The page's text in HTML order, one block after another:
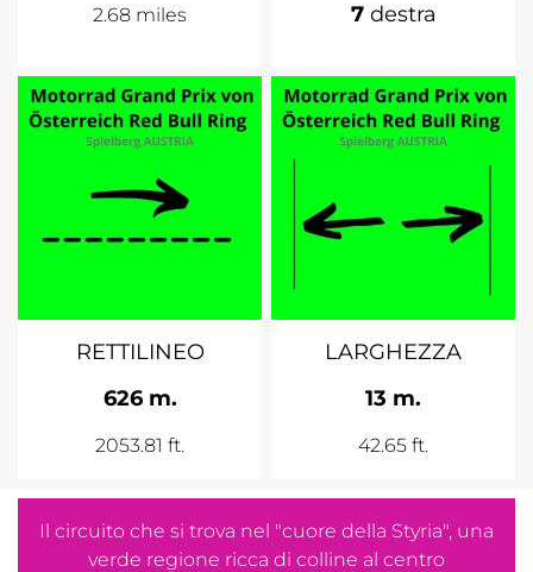
2.68 miles
7 destra
RETTILINEO
626 m.
2053.81 ft.
LARGHEZZA
13 m.
42.65 ft.
Il circuito che si trova nel "cuore della Styria", una
verde regione ricca di colline al centro